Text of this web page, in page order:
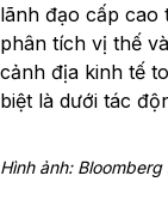
lãnh đạo cấp cao
phân tích vị thế
cảnh địa kinh tế
biệt là dưới tác
Hình ảnh: